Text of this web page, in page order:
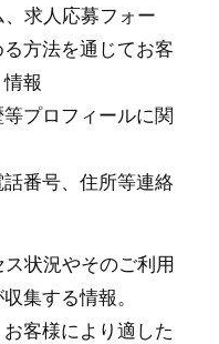
求人応募フォー
方法を通じてお客
報
プロフィールに関
番号、住所等連絡
状況やそのご利用
集する情報。
客様により適した